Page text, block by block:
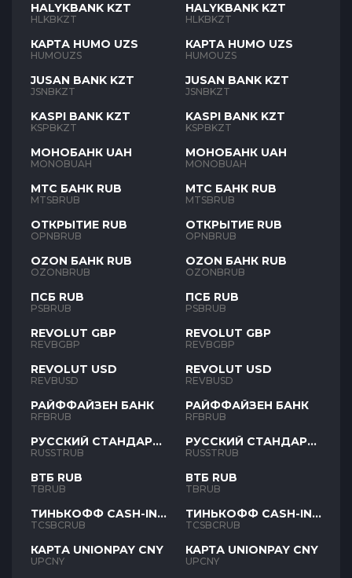
HALYKBANK KZT
HLKBKZT
КАРТА HUMO UZS
HUMOUZS
JUSAN BANK KZT
JSNBKZT
KASPI BANK KZT
KSPBKZT
МОНОБАНК UAH
MONOBUAH
МТС БАНК RUB
MTSBRUB
ОТКРЫТИЕ RUB
OPNBRUB
OZON БАНК RUB
OZONBRUB
ПСБ RUB
PSBRUB
REVOLUT GBP
REVBGBP
REVOLUT USD
REVBUSD
РАЙФФАЙЗЕН БАНК
RFBRUB
РУССКИЙ СТАНДАРТ
RUB
RUSSTRUB
ВТБ RUB
TBRUB
ТИНЬКОФФ CASH-IN
RUB
TCSBCRUB
КАРТА UNIONPAY CNY
UPCNY
HALYKBANK KZT
HLKBKZT
КАРТА HUMO UZS
HUMOUZS
JUSAN BANK KZT
JSNBKZT
KASPI BANK KZT
KSPBKZT
МОНОБАНК UAH
MONOBUAH
МТС БАНК RUB
MTSBRUB
ОТКРЫТИЕ RUB
OPNBRUB
OZON БАНК RUB
OZONBRUB
ПСБ RUB
PSBRUB
REVOLUT GBP
REVBGBP
REVOLUT USD
REVBUSD
РАЙФФАЙЗЕН БАНК
RFBRUB
РУССКИЙ СТАНДАРТ
RUB
RUSSTRUB
ВТБ RUB
TBRUB
ТИНЬКОФФ CASH-IN
RUB
TCSBCRUB
КАРТА UNIONPAY CNY
UPCNY